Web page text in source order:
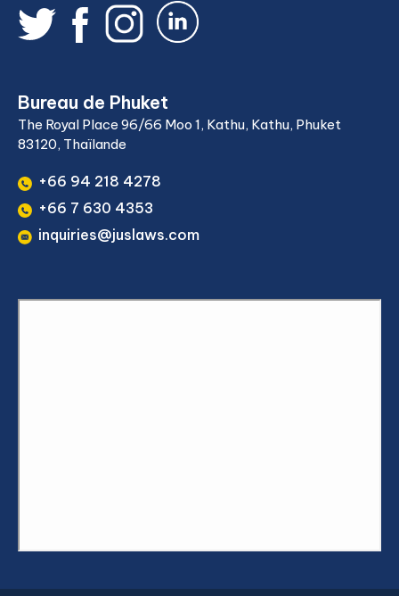
Bureau de Phuket
The Royal Place 96/66 Moo 1, Kathu, Kathu, Phuket
83120, Thaïlande
+66 94 218 4278
+66 7 630 4353
inquiries@juslaws.com